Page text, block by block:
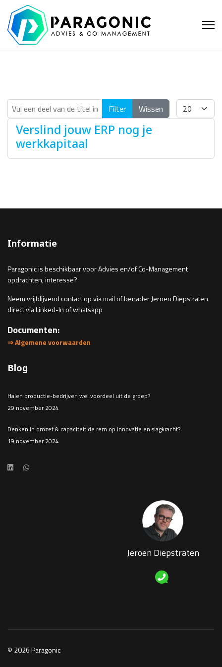
Vul een deel van de titel in Filter Wissen Toon #
Verslind jouw ERP nog je
werkkapitaal
Informatie
Paragonic is beschikbaar voor Advies en/of Co-Management
opdrachten, interesse?
Neem vrijblijvend contact op via mail of benader Jeroen Diepstraten
direct via Linked-In of whatsapp
Documenten:
⇒ Algemenevoorwaarden
Blog
Halen productie-bedrijven wel voordeel uit de groep?
29 november 2024
Denken in omzet & capaciteit de rem op innovatie en slagkracht?
19 november 2024
Jeroen Diepstraten
© 2026 Paragonic